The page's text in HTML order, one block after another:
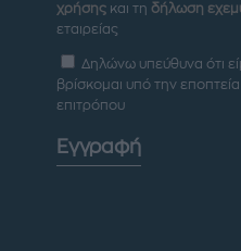
χρήσης και τη δήλωση
εταιρείας
Δηλώνω υπεύθυνα ότι
βρίσκομαι υπό την
επιτρόπου
Εγγραφή